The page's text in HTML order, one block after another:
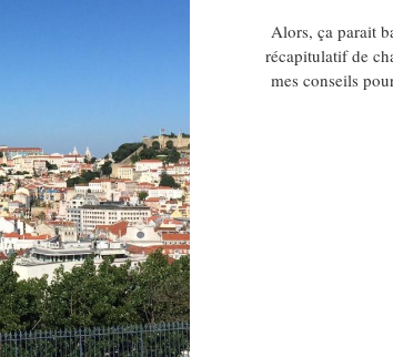
Alors, ça parait
récapitulatif de
mes conseils